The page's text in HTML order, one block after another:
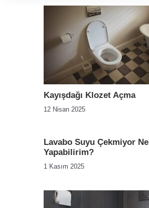
Kayışdağı Klozet Açma
12 Nisan 2025
Lavabo Suyu Çekmiyor Ne
Yapabilirim?
1 Kasım 2025